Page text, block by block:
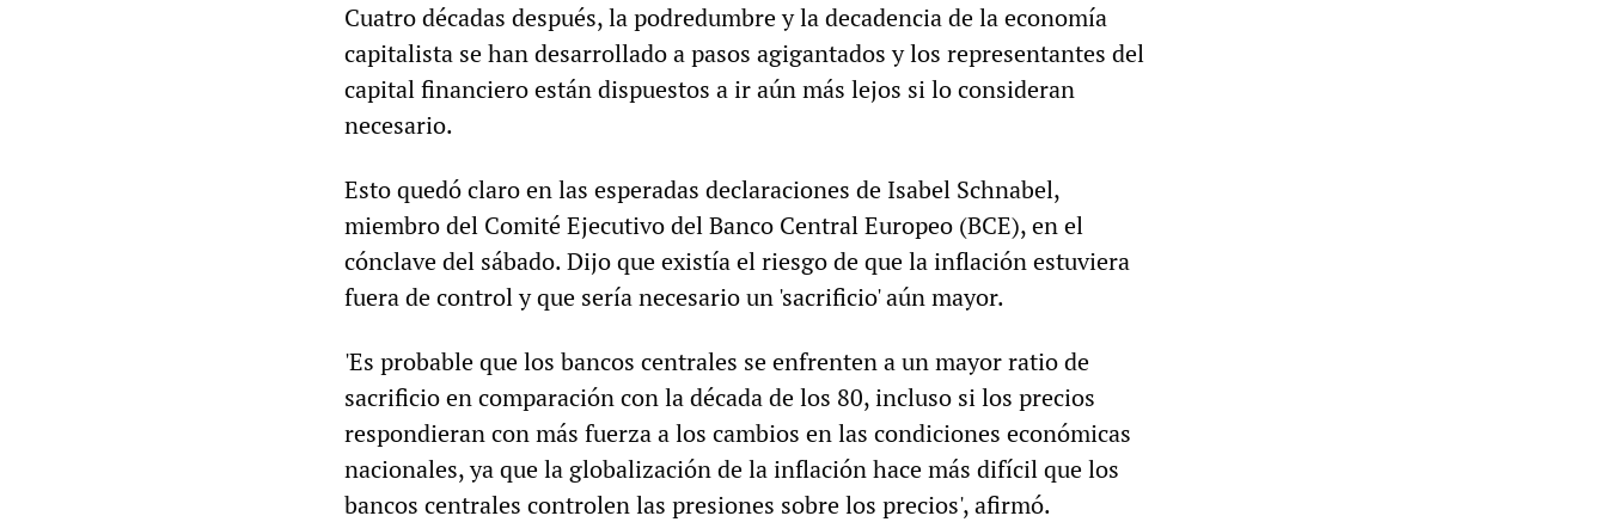
Cuatro décadas después, la podredumbre y la decadencia de la economía
capitalista se han desarrollado a pasos agigantados y los representantes del
capital financiero están dispuestos a ir aún más lejos si lo consideran
necesario.
Esto quedó claro en las esperadas declaraciones de Isabel Schnabel,
miembro del Comité Ejecutivo del Banco Central Europeo (BCE), en el
cónclave del sábado. Dijo que existía el riesgo de que la inflación estuviera
fuera de control y que sería necesario un 'sacrificio' aún mayor.
'Es probable que los bancos centrales se enfrenten a un mayor ratio de
sacrificio en comparación con la década de los 80, incluso si los precios
respondieran con más fuerza a los cambios en las condiciones económicas
nacionales, ya que la globalización de la inflación hace más difícil que los
bancos centrales controlen las presiones sobre los precios', afirmó.